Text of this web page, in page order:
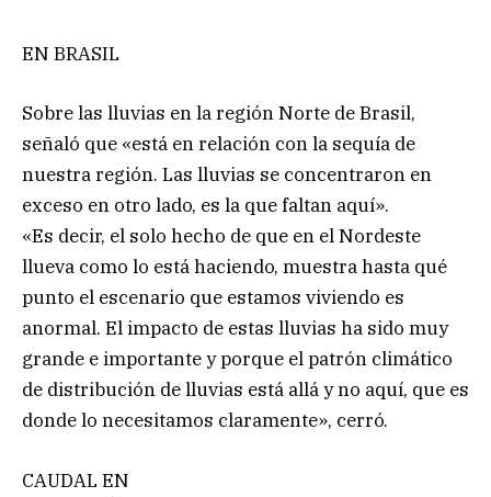
EN BRASIL
Sobre las lluvias en la región Norte de Brasil,
señaló que «está en relación con la sequía de
nuestra región. Las lluvias se concentraron en
exceso en otro lado, es la que faltan aquí».
«Es decir, el solo hecho de que en el Nordeste
llueva como lo está haciendo, muestra hasta qué
punto el escenario que estamos viviendo es
anormal. El impacto de estas lluvias ha sido muy
grande e importante y porque el patrón climático
de distribución de lluvias está allá y no aquí, que es
donde lo necesitamos claramente», cerró.
CAUDAL EN